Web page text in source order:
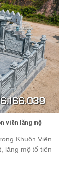
viên lăng mộ
Khuôn Viên
lăng mộ tổ tiên